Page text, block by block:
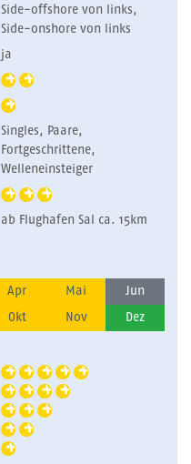
Side-offshore von links,
Side-onshore von links
ja
Singles, Paare,
Fortgeschrittene,
Welleneinsteiger
ab Flughafen Sal ca. 15km
Apr Mai Jun
Okt Nov Dez